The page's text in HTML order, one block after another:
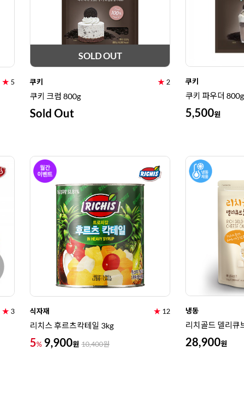
★ 5
SOLD OUT
쿠키 ★ 2
쿠키 크럼 800g
Sold Out
쿠키
쿠키 파우더 800g
5,500원
★ 3 식자재 ★ 12
리치스 후르츠칵테일 3kg
5% 9,900원 10,400원
냉동
리치골드 델리큐
28,900원